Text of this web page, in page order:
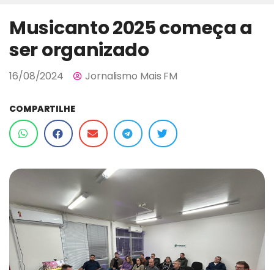
Musicanto 2025 começa a
ser organizado
16/08/2024 Jornalismo Mais FM
COMPARTILHE